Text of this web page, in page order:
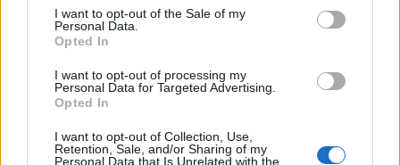
consent section.
I want to opt-out of the Sale of my
Personal Data.
Opted In
I want to opt-out of processing my
Personal Data for Targeted Advertising.
Opted In
I want to opt-out of Collection, Use,
Retention, Sale, and/or Sharing of my
Personal Data that Is Unrelated with the
Pieszczoty młodej ślicznotki
13 października 2025